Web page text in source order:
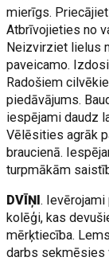
mierīgs.
Atbrīvojieties no
Neizvirziet lielus
paveicamo.
Radošiem
piedāvājums.
iespējami daudz
Vēlēsities agrāk
braucienā.
turpmākām
DVĪŅI.
kolēģi, kas
mērķtiecība.
darbs sekmēsies